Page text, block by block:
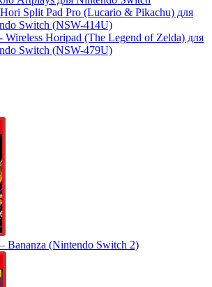
Split Pad Pro (Lucario & Pikachu) для
Switch (NSW-414U)
Horipad (The Legend of Zelda) для
Switch (NSW-479U)
Bananza (Nintendo Switch 2)